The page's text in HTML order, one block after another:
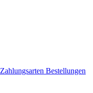
Zahlungsarten Bestellungen